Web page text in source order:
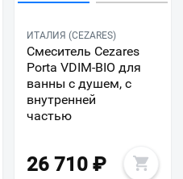
ИТАЛИЯ (CEZARES)
Смеситель Cezares
Porta VDIM-BIO для
ванны с душем, с
внутренней
частью
26 710 ₽